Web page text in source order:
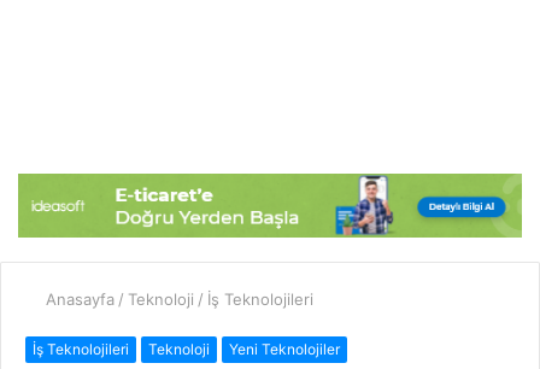
Anasayfa / Teknoloji / İş Teknolojileri
İş Teknolojileri Teknoloji Yeni Teknolojiler